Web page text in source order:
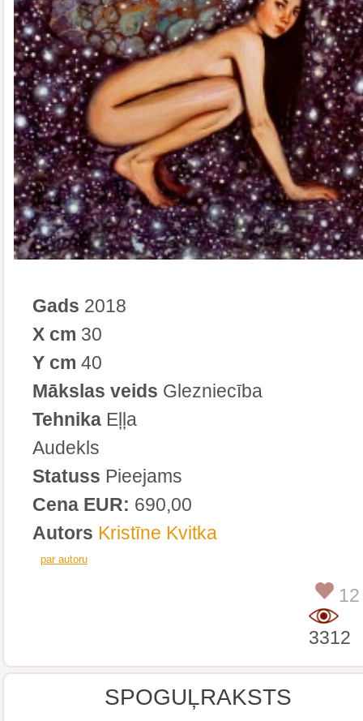
Gads 2018
X cm 30
Y cm 40
Mākslas veids Glezniecība
Tehnika Eļļa
Audekls
Statuss Pieejams
Cena EUR: 690,00
Autors Kristīne Kvitka
par autoru
12
3312
SPOGUĻRAKSTS